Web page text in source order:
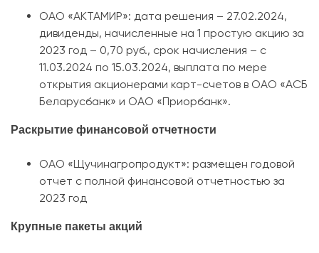
ОАО «АКТАМИР»: дата решения – 27.02.2024,
дивиденды, начисленные на 1 простую акцию за
2023 год – 0,70 руб., срок начисления – с
11.03.2024 по 15.03.2024, выплата по мере
открытия акционерами карт-счетов в ОАО «АСБ
Беларусбанк» и ОАО «Приорбанк».
Раскрытие финансовой отчетности
ОАО «Щучинагропродукт»: размещен годовой
отчет с полной финансовой отчетностью за
2023 год
Крупные пакеты акций